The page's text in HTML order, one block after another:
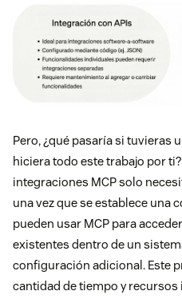
Pero, ¿qué pasaría si tuvieras
hiciera todo este trabajo por
integraciones MCP solo
una vez que se establece una
pueden usar MCP para
existentes dentro de un
configuración adicional. Este
cantidad de tiempo y